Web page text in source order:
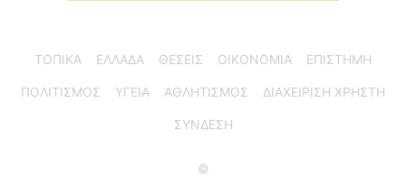
ΤΟΠΙΚΑ ΕΛΛΑΔΑ ΘΕΣΕΙΣ ΟΙΚΟΝΟΜΙΑ ΕΠΙΣΤΗΜΗ
ΠΟΛΙΤΙΣΜΟΣ ΥΓΕΙΑ ΑΘΛΗΤΙΣΜΟΣ ΔΙΑΧΕΙΡΙΣΗ ΧΡΗΣΤΗ
ΣΥΝΔΕΣΗ
©